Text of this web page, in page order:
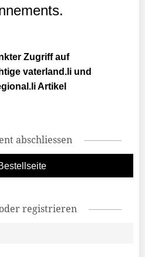
Zugriff auf
vaterland.li und
Artikel
abschliessen
registrieren